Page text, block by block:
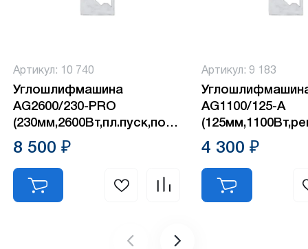
Артикул: 10 740
Углошлифмашина
AG2600/230-PRO
(230мм,2600Вт,пл.пуск,повышш.пылезащита)
№1
8 500 ₽
Артикул: 9 183
AG1100/125-А
№1
4 300 ₽